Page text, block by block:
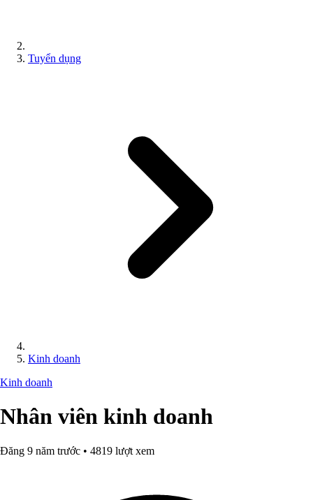
Tuyển dụng
Kinh doanh
Kinh doanh
Nhân viên kinh doanh
Đăng 9 năm trước • 4819 lượt xem